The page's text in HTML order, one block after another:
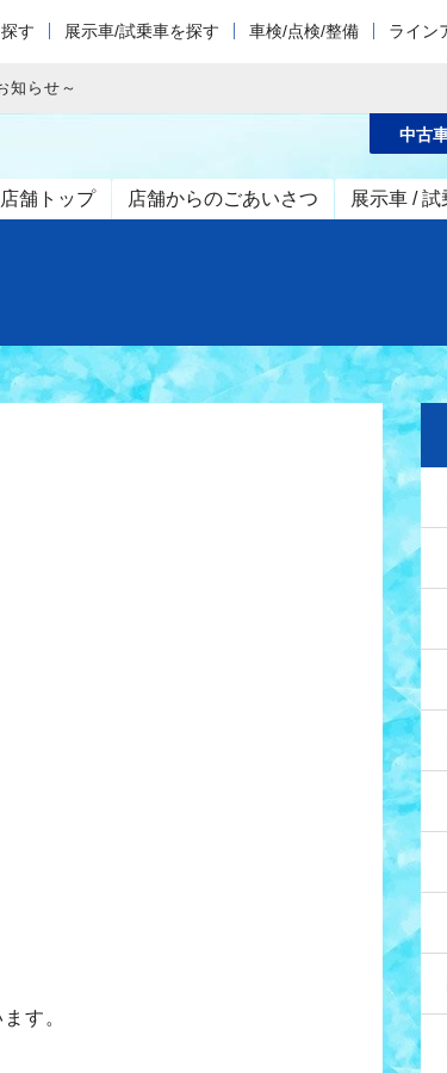
す 展示車/試乗車を探す 車検/点検/整備 ライン
知らせ～
店舗トップ 店舗からのごあいさつ 展示車 / 試
中古
す。